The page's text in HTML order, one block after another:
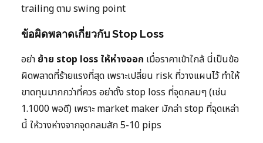
trailing ตาม swing point
ข้อผิดพลาดเกี่ยวกับ Stop Loss
อย่า ย้าย stop loss ให้ห่างออก เมื่อราคาเข้าใกล้ นี่เป็นข้อ
ผิดพลาดที่ร้ายแรงที่สุด เพราะเปลี่ยน risk ที่วางแผนไว้ ทำให้
ขาดทุนมากกว่าที่ควร อย่าตั้ง stop loss ที่จุดกลมๆ (เช่น
1.1000 พอดี) เพราะ market maker มักล่า stop ที่จุดเหล่า
นี้ ให้วางห่างจากจุดกลมสัก 5-10 pips